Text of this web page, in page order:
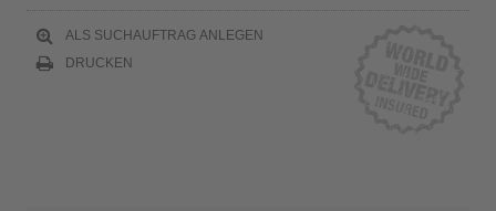
ALS SUCHAUFTRAG ANLEGEN
DRUCKEN